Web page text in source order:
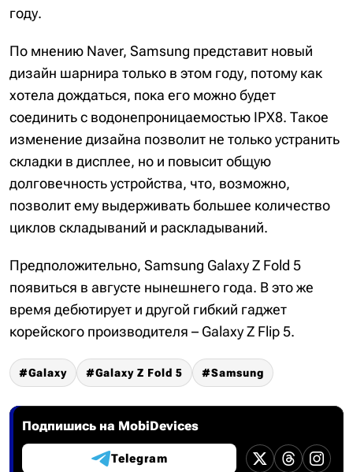
году.
По мнению Naver, Samsung представит новый
дизайн шарнира только в этом году, потому как
хотела дождаться, пока его можно будет
соединить с водонепроницаемостью IPX8. Такое
изменение дизайна позволит не только устранить
складки в дисплее, но и повысит общую
долговечность устройства, что, возможно,
позволит ему выдерживать большее количество
циклов складываний и раскладываний.
Предположительно, Samsung Galaxy Z Fold 5
появиться в августе нынешнего года. В это же
время дебютирует и другой гибкий гаджет
корейского производителя – Galaxy Z Flip 5.
Galaxy Galaxy Z Fold 5 Samsung
Подпишись на MobiDevices
Telegram